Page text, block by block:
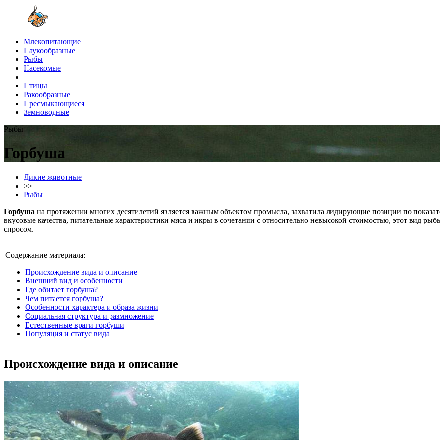
Млекопитающие
Паукообразные
Рыбы
Насекомые
Птицы
Ракообразные
Пресмыкающиеся
Земноводные
Рыбы
Горбуша
Дикие животные
>>
Рыбы
Горбуша на протяжении многих десятилетий является важным объектом промысла, захватила лидирующие позиции по
вкусовые качества, питательные характеристики мяса и икры в сочетании с относительно невысокой стоимостью, этот вид
спросом.
Содержание материала:
Происхождение вида и описание
Внешний вид и особенности
Где обитает горбуша?
Чем питается горбуша?
Особенности характера и образа жизни
Социальная структура и размножение
Естественные враги горбуши
Популяция и статус вида
Происхождение вида и описание